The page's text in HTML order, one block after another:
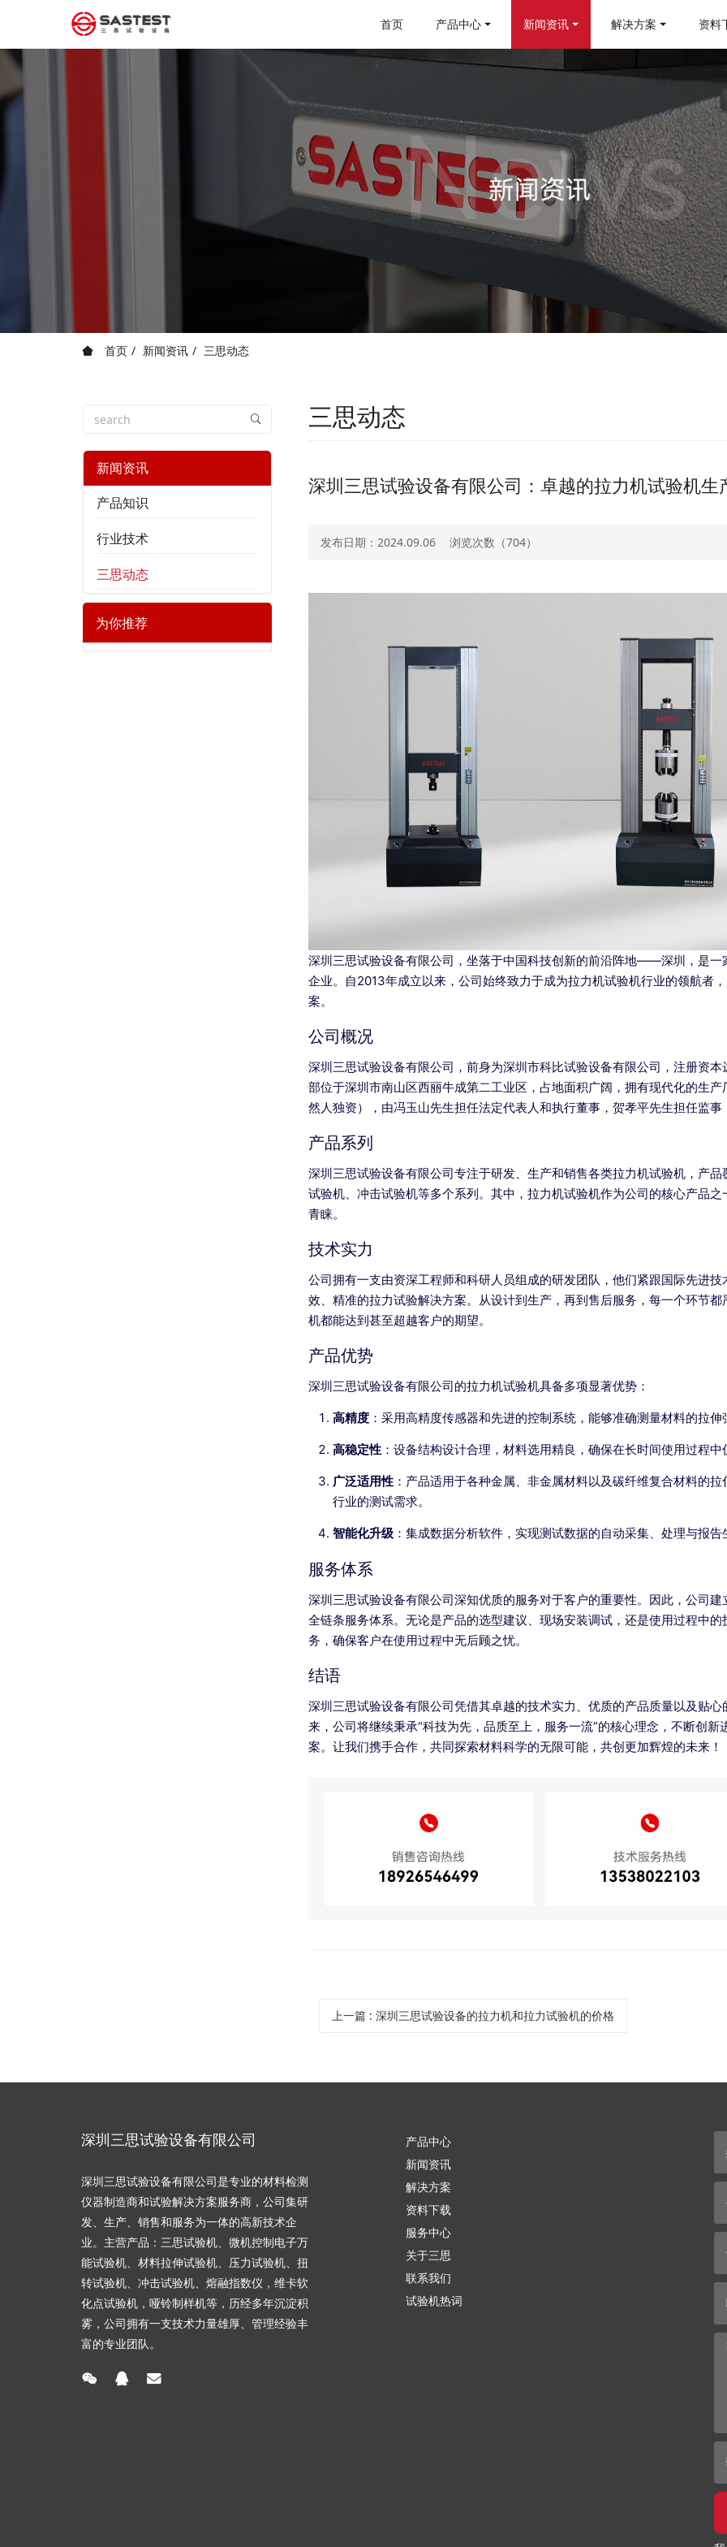
首页 产品中心 新闻资讯 解决方案 资料
首页 新闻资讯 三思动态
三思动态
深圳三思试验设备有限公司：卓越的拉力机试验机生
发布日期：2024.09.06 浏览次数（704）
深圳三思试验设备有限公司，坐落于中国科技创新的前沿阵地——深圳，是
企业。自2013年成立以来，公司始终致力于成为拉力机试验机行业的领航者
案。
公司概况
深圳三思试验设备有限公司，前身为深圳市科比试验设备有限公司，注册资
部位于深圳市南山区西丽牛成第二工业区，占地面积广阔，拥有现代化的生
然人独资），由冯玉山先生担任法定代表人和执行董事，贺孝平先生担任监
产品系列
深圳三思试验设备有限公司专注于研发、生产和销售各类拉力机试验机，产
试验机、冲击试验机等多个系列。其中，拉力机试验机作为公司的核心产品
青睐。
技术实力
公司拥有一支由资深工程师和科研人员组成的研发团队，他们紧跟国际先进
效、精准的拉力试验解决方案。从设计到生产，再到售后服务，每一个环节
机都能达到甚至超越客户的期望。
产品优势
深圳三思试验设备有限公司的拉力机试验机具备多项显著优势：
高精度：采用高精度传感器和先进的控制系统，能够准确测量材料的拉
高稳定性：设备结构设计合理，材料选用精良，确保在长时间使用过程
广泛适用性：产品适用于各种金属、非金属材料以及碳纤维复合材料的
行业的测试需求。
智能化升级：集成数据分析软件，实现测试数据的自动采集、处理与报
服务体系
深圳三思试验设备有限公司深知优质的服务对于客户的重要性。因此，公司
全链条服务体系。无论是产品的选型建议、现场安装调试，还是使用过程中
务，确保客户在使用过程中无后顾之忧。
结语
深圳三思试验设备有限公司凭借其卓越的技术实力、优质的产品质量以及贴
来，公司将继续秉承“科技为先，品质至上，服务一流”的核心理念，不断创
案。让我们携手合作，共同探索材料科学的无限可能，共创更加辉煌的未来！
上一篇: 深圳三思试验设备的拉力机和拉力试验机的价格
新闻资讯
产品知识
行业技术
三思动态
为你推荐
深圳三思试验设备有限公司
深圳三思试验设备有限公司是专业的材料检测
仪器制造商和试验解决方案服务商，公司集研
发、生产、销售和服务为一体的高新技术企
业。主营产品：三思试验机、微机控制电子万
能试验机、材料拉伸试验机、压力试验机、扭
转试验机、冲击试验机、熔融指数仪，维卡软
化点试验机，哑铃制样机等，历经多年沉淀积
雾，公司拥有一支技术力量雄厚、管理经验丰
富的专业团队。
产品中心
新闻资讯
解决方案
资料下载
服务中心
关于三思
联系我们
试验机热词